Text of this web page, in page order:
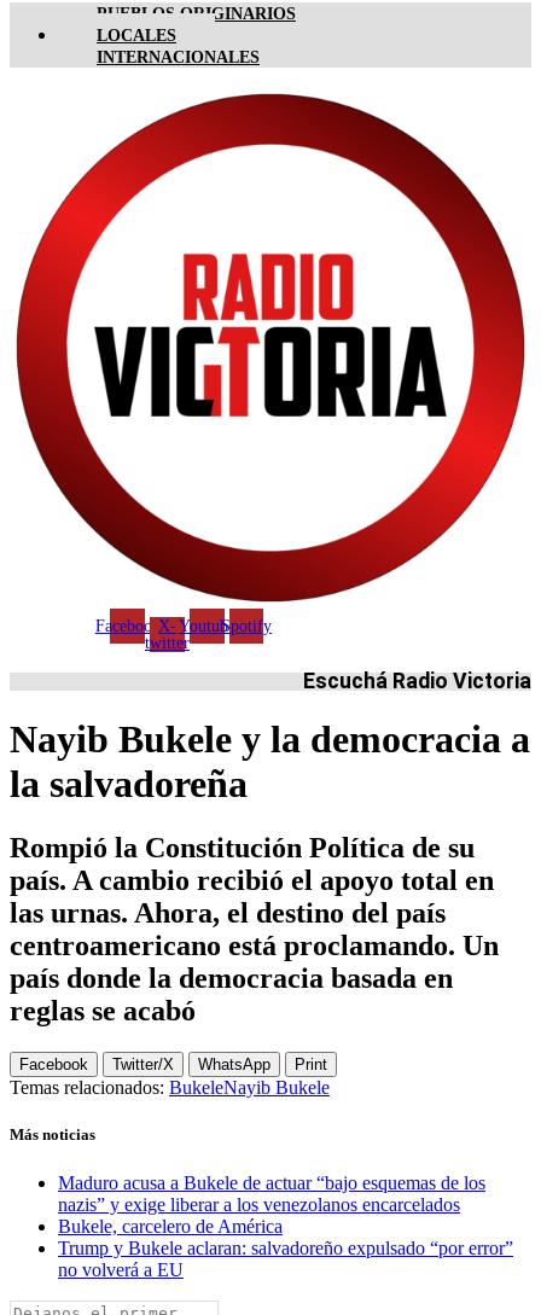
PUEBLOS ORIGINARIOS
LOCALES
INTERNACIONALES
FacebookX-
twitter
YoutubeSpotify
Escuchá Radio Victoria
Nayib Bukele y la democracia a
la salvadoreña
Rompió la Constitución Política de su
país. A cambio recibió el apoyo total en
las urnas. Ahora, el destino del país
centroamericano está proclamando. Un
país donde la democracia basada en
reglas se acabó
Facebook Twitter/X WhatsApp Print
Temas relacionados: BukeleNayib Bukele
Más noticias
Maduro acusa a Bukele de actuar “bajo esquemas de los
nazis” y exige liberar a los venezolanos encarcelados
Bukele, carcelero de América
Trump y Bukele aclaran: salvadoreño expulsado “por error”
no volverá a EU